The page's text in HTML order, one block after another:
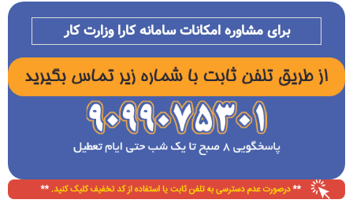
برای مشاوره امکانات سامانه کارا وزارت کار